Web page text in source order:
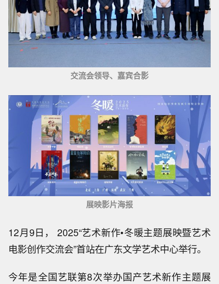
交流会领导、嘉宾合影
展映影片海报
12月9日， 2025“艺术新作•冬暖主题展映暨艺术
电影创作交流会”首站在广东文学艺术中心举行。
今年是全国艺联第8次举办国产艺术新作主题展